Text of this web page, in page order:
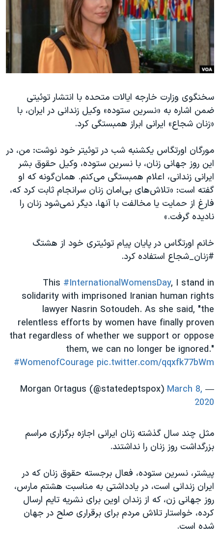
فرهنگ و زندگی
حقوق شهروندی
اقتصادی
علم و فناوری
گالری عکس
آرشیو پخش زنده
مستندها
انتخابات ریاست جمهوری آمریکا ۲۰۲۴
حمله جمهوری اسلامی به اسرائیل
رمز مهسا
اعتراضات زن، زندگی، آزادی
مجموعه مستندهای دادخواهی
دادگاه حمید نوری
چهل سال گروگان‌گیری
قانون شفافیت دارائی کادر رهبری ایران
اعتراضات مردمی آبان ۹۸
اسرائیل در جنگ
نرگس محمدی برنده جایزه نوبل صلح
همایش محافظه‌کاران آمریکا «سی‌پک»
سفر پرزیدنت ترامپ به چین
دنبال کنید
زبانهای مختلف
سخنگوی وزارت خارجه ایالات متحده با انتشار توئیتی
ضمن اشاره به «نسرین ستوده» وکیل زندانی در ایران،‌ با
«زنان شجاع» ایرانی ابراز همبستگی کرد.
مورگان اورتگاس یکشنبه شب در توئیتر خود نوشت: من، در
این روز جهانی زنان، با نسرین ستوده، وکیل حقوق بشر
ایرانی زندانی، اعلام همبستگی می‌کنم. همان‌گونه که او
گفته است: «تلاش‌های بی‌امان زنان سرانجام ثابت کرد که،
فارغ از حمایت یا مخالفت با آنها، دیگر نمی‌شود زنان را
نادیده گرفت.»
خانم اورتگاس در پایان پیام توئیتری خود از هشتگ
#زنان_شجاع استفاده کرد.
This #InternationalWomensDay, I stand in
solidarity with imprisoned Iranian human rights
lawyer Nasrin Sotoudeh. As she said, "the
relentless efforts by women have finally proven
that regardless of whether we support or oppose
them, we can no longer be ignored."
#WomenofCourage pic.twitter.com/qqxfk77bWm
— Morgan Ortagus (@statedeptspox)
March 8,
2020
مثل چند سال گذشته زنان ایرانی اجازه برگزاری مراسم
بزرگداشت روز زنان را نداشتند.
پیشتر، نسرین ستوده، فعال برجسته حقوق زنان که در
ایران زندانی است، در یادداشتی به مناسبت هشتم مارس،
روز جهانی زن، که از زندان اوین برای نشریه تایم ارسال
کرده، خواستار تلاش مردم برای برقراری صلح در جهان
شده است.